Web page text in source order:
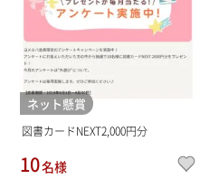
ネット懸賞
図書カードNEXT2,000円分
10名様